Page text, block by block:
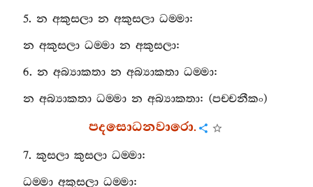
5. න අකුසලා න අකුසලා ධම‍්මා:
න අකුසලා ධම‍්මා න අකුසලා:
6. න අබ්‍යාකතා න අබ්‍යාකතා ධම‍්මා:
න අබ්‍යාකතා ධම‍්මා න අබ්‍යාකතා: (පච‍්චනීකං)
පදසොධනවාරො.
7. කුසලා කුසලා ධම‍්මා:
ධම‍්මා අකුසලා ධම‍්මා: